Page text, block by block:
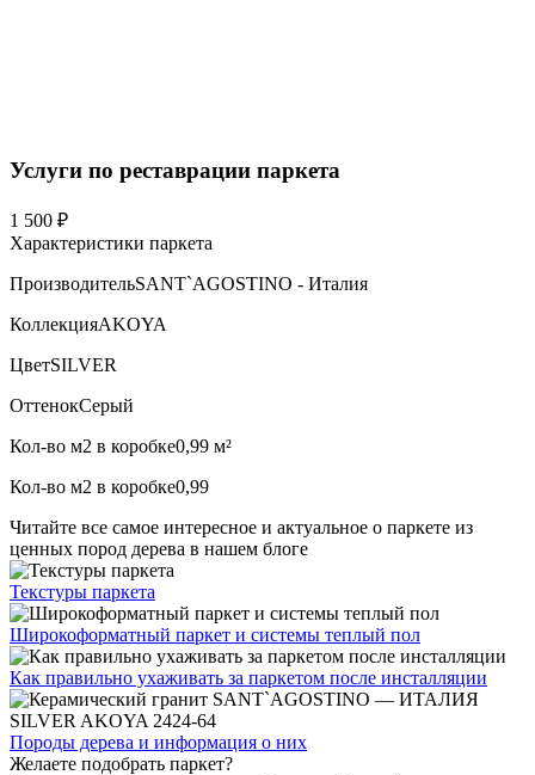
Услуги по реставрации паркета
1 500 ₽
Характеристики паркета
ПроизводительSANT`AGOSTINO - Италия
КоллекцияAKOYA
ЦветSILVER
ОттенокСерый
Кол-во м2 в коробке0,99 м²
Кол-во м2 в коробке0,99
Читайте все самое интересное и актуальное о паркете из
ценных пород дерева в нашем блоге
Текстуры паркета
Широкоформатный паркет и системы теплый пол
Как правильно ухаживать за паркетом после инсталляции
Породы дерева и информация о них
Желаете подобрать паркет?